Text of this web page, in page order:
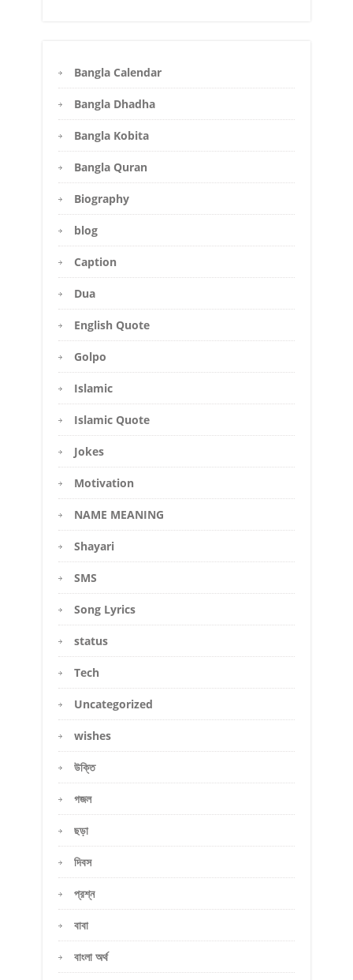
Bangla Calendar
Bangla Dhadha
Bangla Kobita
Bangla Quran
Biography
blog
Caption
Dua
English Quote
Golpo
Islamic
Islamic Quote
Jokes
Motivation
NAME MEANING
Shayari
SMS
Song Lyrics
status
Tech
Uncategorized
wishes
উক্তি
গজল
ছড়া
দিবস
প্রশ্ন
বাবা
বাংলা অর্থ